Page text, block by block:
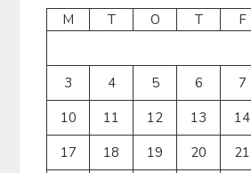
M T O T F
3
4 5 6 7
10
11 12 13 14
17
18 19 20 21